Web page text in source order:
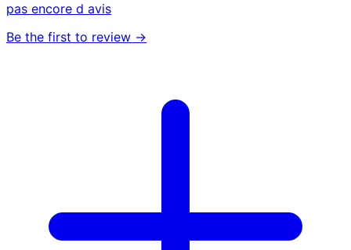
pas encore d avis
Be the first to review →